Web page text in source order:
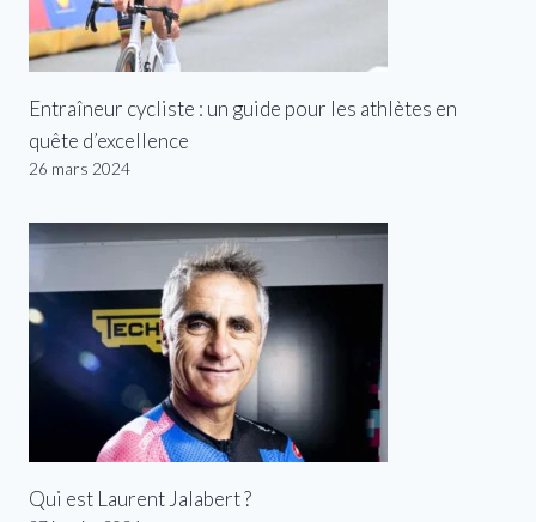
Entraîneur cycliste : un guide pour les athlètes en
quête d’excellence
26 mars 2024
Qui est Laurent Jalabert ?